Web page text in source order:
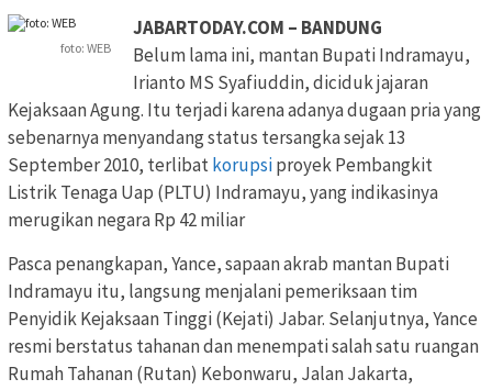
foto: WEB
JABARTODAY.COM – BANDUNG
Belum lama ini, mantan Bupati Indramayu,
Irianto MS Syafiuddin, diciduk jajaran
Kejaksaan Agung. Itu terjadi karena adanya dugaan pria yang
sebenarnya menyandang status tersangka sejak 13
September 2010, terlibatkorupsiproyek Pembangkit
Listrik Tenaga Uap (PLTU) Indramayu, yang indikasinya
merugikan negara Rp 42 miliar
Pasca penangkapan, Yance, sapaan akrab mantan Bupati
Indramayu itu, langsung menjalani pemeriksaan tim
Penyidik Kejaksaan Tinggi (Kejati) Jabar. Selanjutnya, Yance
resmi berstatus tahanan dan menempati salah satu ruangan
Rumah Tahanan (Rutan) Kebonwaru, Jalan Jakarta,